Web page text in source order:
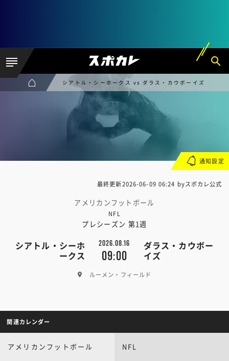
シアトル・シーホークス vs ダラス・カウボーイズ
最終更新2026-06-09 06:24 byスポカレ公式
アメリカンフットボール
NFL
プレシーズン 第1週
シアトル・シーホ
ークス
2026.08.16
09:00
ダラス・カウボー
イズ
ルーメン・フィールド
通知設定
関連カレンダー
アメリカンフットボール NFL